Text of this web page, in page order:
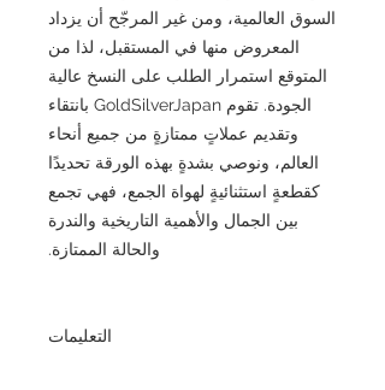
السوق العالمية، ومن غير المرجّح أن يزداد
المعروض منها في المستقبل، لذا من
المتوقع استمرار الطلب على النسخ عالية
الجودة. تقوم GoldSilverJapan بانتقاء
وتقديم عملاتٍ ممتازةٍ من جميع أنحاء
العالم، ونوصي بشدةٍ بهذه الورقة تحديدًا
كقطعةٍ استثنائيةٍ لهواة الجمع، فهي تجمع
بين الجمال والأهمية التاريخية والندرة
والحالة الممتازة.
التعليمات